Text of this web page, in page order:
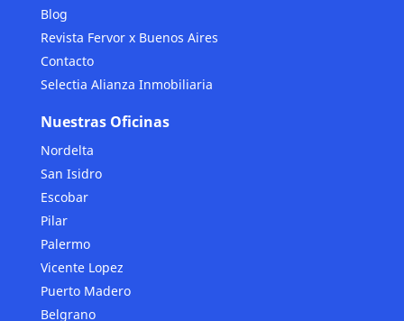
Blog
Revista Fervor x Buenos Aires
Contacto
Selectia Alianza Inmobiliaria
Nuestras Oficinas
Nordelta
San Isidro
Escobar
Pilar
Palermo
Vicente Lopez
Puerto Madero
Belgrano